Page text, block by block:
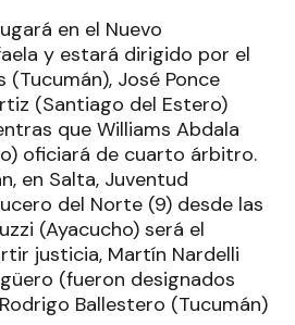
en el Nuevo
y estará dirigido por el
(Tucumán), José Ponce
(Santiago del Estero)
que Williams Abdala
oficiará de cuarto árbitro.
en Salta, Juventud
del Norte (9) desde las
(Ayacucho) será el
justicia, Martín Nardelli
(fueron designados
Ballestero (Tucumán)